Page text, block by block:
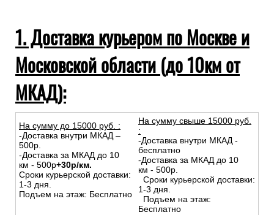
1. Доставка курьером по Москве и
Московской области (до 10км от
МКАД):
На сумму до 15000 руб. :
-Доставка внутри МКАД –
500р.
-Доставка за МКАД до 10
км - 500р+30р/км.
Сроки курьерской доставки:
1-3 дня.
Подъем на этаж: Бесплатно
На сумму свыше 15000 руб.
:
-Доставка внутри МКАД -
бесплатно
-Доставка за МКАД до 10
км - 500р.
Сроки курьерской доставки:
1-3 дня.
Подъем на этаж:
Бесплатно